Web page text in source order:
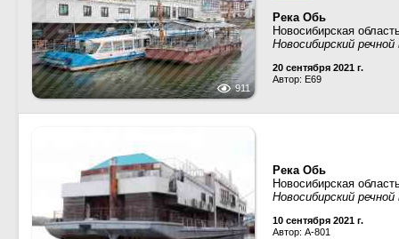
911
Река Обь
Новосибирская
Новосибирский речной
20 сентября 2021 г.
Автор: E69
Река Обь
Новосибирская
Новосибирский речной
10 сентября 2021 г.
Автор: A-801